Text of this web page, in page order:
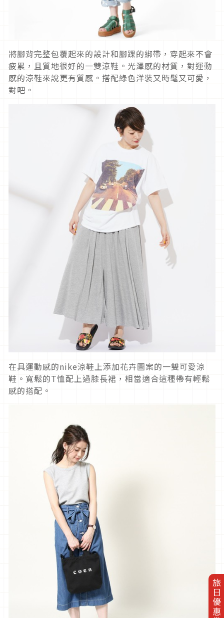
旅日優惠券
將腳背完整包覆起來的設計和腳踝的綁帶，穿起來不會
疲累，且質地很好的一雙涼鞋。光澤感的材質，對運動
感的涼鞋來說更有質感。搭配綠色洋裝又時髦又可愛，
對吧。
在具運動感的nike涼鞋上添加花卉圖案的一雙可愛涼
鞋。寬鬆的T恤配上過膝長裙，相當適合這種帶有輕鬆
感的搭配。